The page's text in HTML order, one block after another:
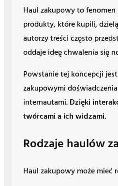
Haul zakupowy to
produkty, które kupili,
autorzy treści często
oddaje ideę chwalenia się
Powstanie tej koncepcji
zakupowymi
internautami.Dzięki
twórcami a ich widzami.
Rodzaje haulów
Haul zakupowy może mieć